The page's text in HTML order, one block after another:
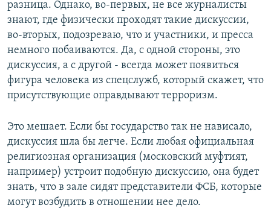
разница. Однако, во-первых, не все журналисты
знают, где физически проходят такие дискуссии,
во-вторых, подозреваю, что и участники, и пресса
немного побаиваются. Да, с одной стороны, это
дискуссия, а с другой - всегда может появиться
фигура человека из спецслужб, который скажет, что
присутствующие оправдывают терроризм.
Это мешает. Если бы государство так не нависало,
дискуссия шла бы легче. Если любая официальная
религиозная организация (московский муфтият,
например) устроит подобную дискуссию, она будет
знать, что в зале сидят представители ФСБ, которые
могут возбудить в отношении нее дело.